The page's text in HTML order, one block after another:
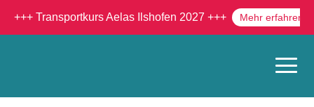
+++ Transportkurs Aelas Ilshofen 2027 +++ Mehr erfahren